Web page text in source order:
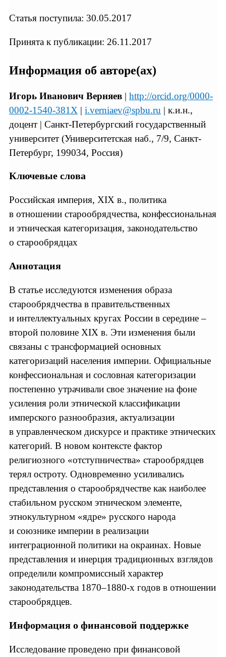
Статья поступила: 30.05.2017
Принята к публикации: 26.11.2017
Информация об авторе(ах)
Игорь Иванович Верняев | http://orcid.org/0000-
0002-1540-381X | i.verniaev@spbu.ru | к.и.н.,
доцент | Санкт-Петербургский государственный
университет (Университетская наб., 7/9, Санкт-
Петербург, 199034, Россия)
Ключевые слова
Российская империя, XIX в., политика
в отношении старообрядчества, конфессиональная
и этническая категоризация, законодательство
о старообрядцах
Аннотация
В статье исследуются изменения образа
старообрядчества в правительственных
и интеллектуальных кругах России в середине –
второй половине XIX в. Эти изменения были
связаны с трансформацией основных
категоризаций населения империи. Официальные
конфессиональная и сословная категоризации
постепенно утрачивали свое значение на фоне
усиления роли этнической классификации
имперского разнообразия, актуализации
в управленческом дискурсе и практике этнических
категорий. В новом контексте фактор
религиозного «отступничества» старообрядцев
терял остроту. Одновременно усиливались
представления о старообрядчестве как наиболее
стабильном русском этническом элементе,
этнокультурном «ядре» русского народа
и союзнике империи в реализации
интеграционной политики на окраинах. Новые
представления и инерция традиционных взглядов
определили компромиссный характер
законодательства 1870–1880-х годов в отношении
старообрядцев.
Информация о финансовой поддержке
Исследование проведено при финансовой